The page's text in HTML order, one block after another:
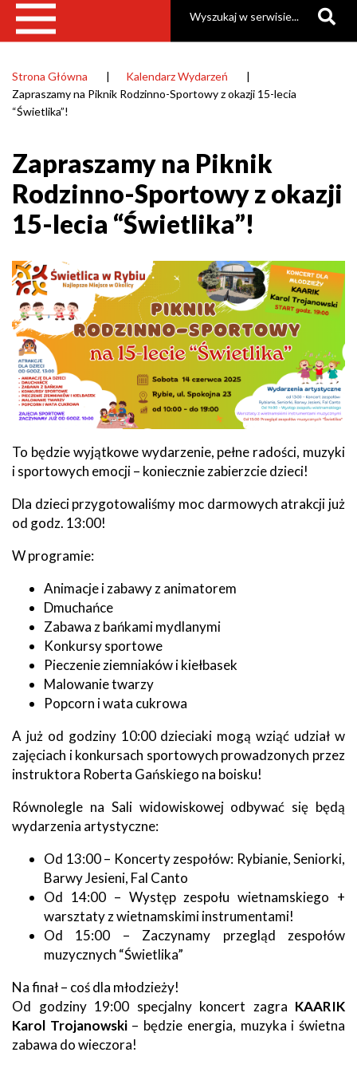
Ścieżka
nawigacyjna
Strona Główna
Kalendarz Wydarzeń
Zapraszamy na Piknik Rodzinno-Sportowy z okazji 15-lecia
“Świetlika”!
Zapraszamy na Piknik
Rodzinno-Sportowy z okazji
15-lecia “Świetlika”!
To będzie wyjątkowe wydarzenie, pełne radości, muzyki
i sportowych emocji – koniecznie zabierzcie dzieci!
Dla dzieci przygotowaliśmy moc darmowych atrakcji już
od godz. 13:00!
W programie:
Animacje i zabawy z animatorem
Dmuchańce
Zabawa z bańkami mydlanymi
Konkursy sportowe
Pieczenie ziemniaków i kiełbasek
Malowanie twarzy
Popcorn i wata cukrowa
A już od godziny 10:00 dzieciaki mogą wziąć udział w
zajęciach i konkursach sportowych prowadzonych przez
instruktora Roberta Gańskiego na boisku!
Równolegle na Sali widowiskowej odbywać się będą
wydarzenia artystyczne:
Od 13:00 – Koncerty zespołów: Rybianie, Seniorki,
Barwy Jesieni, Fal Canto
Od 14:00 – Występ zespołu wietnamskiego +
warsztaty z wietnamskimi instrumentami!
Od 15:00 – Zaczynamy przegląd zespołów
muzycznych “Świetlika”
Na finał – coś dla młodzieży!
Od godziny 19:00 specjalny koncert zagra KAARIK
Karol Trojanowski– będzie energia, muzyka i świetna
zabawa do wieczora!